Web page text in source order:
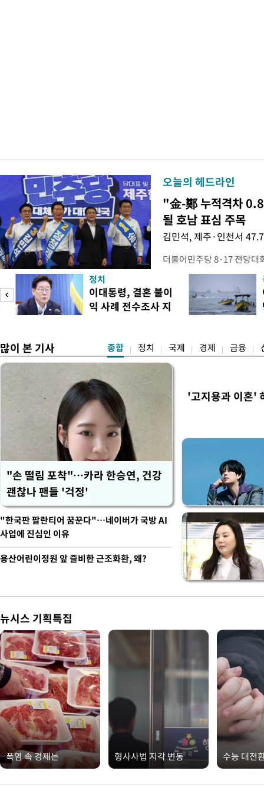
오늘의 헤드라인
"金-鄭 누적격차
될 호남 표심 주목
김민석, 제주·인천서
더불어민주당 8·17 전당대
보가 8일 제주·인천 지역
다. 앞서 정청래 후보 우세
·울산·경남 경선에서 1승
제주·인천 경선에서 이기
정치
이대통령, 결혼 불이
익 사례 전수조사 지
많이 본 기사 종합 정치 국제 경제 금융
"손 떨림 포착"…카라 한승연, 건강
괜찮나 팬들 '걱정'
'고지용과 이혼'
"한국판 팔란티어 꿈꾼다"…네이버가 국방 AI
사업에 진심인 이유
용산어린이정원 앞 즐비한 근조화환, 왜?
뉴시스 기획특집
폭염 속 경제는 형사사법 지각 변동 수능 대전